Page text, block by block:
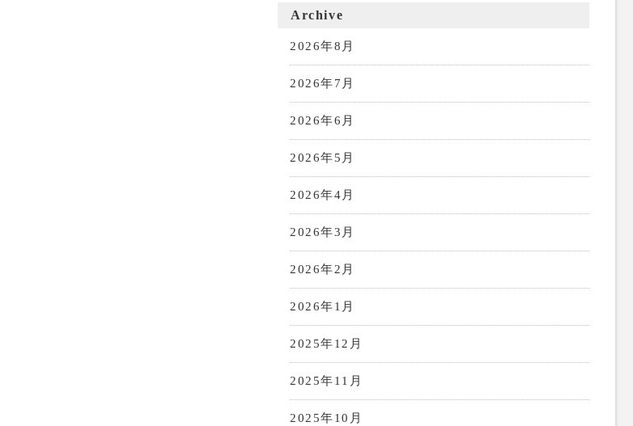
Archive
2026年8月
2026年7月
2026年6月
2026年5月
2026年4月
2026年3月
2026年2月
2026年1月
2025年12月
2025年11月
2025年10月